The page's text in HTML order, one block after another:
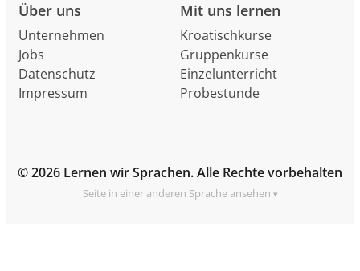
Über uns
Unternehmen
Jobs
Datenschutz
Impressum
Mit uns lernen
Kroatischkurse
Gruppenkurse
Einzelunterricht
Probestunde
© 2026 Lernen wir Sprachen. Alle Rechte vorbehalten
Seite in einer anderen Sprache ansehen